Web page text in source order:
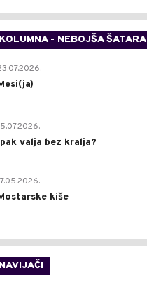
- NEBOJŠA ŠATARA
valja bez kralja?
kiše